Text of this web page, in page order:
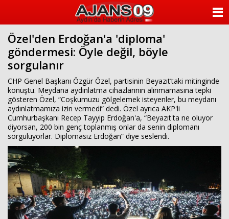
Özel'den Erdoğan'a 'diploma'
göndermesi: Öyle değil, böyle
sorgulanır
CHP Genel Başkanı Özgür Özel, partisinin Beyazıt’taki mitinginde
konuştu. Meydana aydınlatma cihazlarının alınmamasına tepki
gösteren Özel, “Coşkumuzu gölgelemek isteyenler, bu meydanı
aydınlatmamıza izin vermedi” dedi. Özel ayrıca AKP'li
Cumhurbaşkanı Recep Tayyip Erdoğan'a, “Beyazıt'ta ne oluyor
diyorsan, 200 bin genç toplanmış onlar da senin diplomanı
sorguluyorlar. Diplomasız Erdoğan” diye seslendi.
KATEGORİLER
ANKETLER
FOTO GALERİ
VİDEO GALERİ
İLETİŞİM